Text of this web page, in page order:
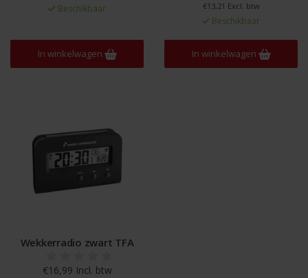
Beschikbaar
In winkelwagen
€13,21 Excl. btw
Beschikbaar
In winkelwagen
Wekkerradio zwart TFA
€16,99 Incl. btw